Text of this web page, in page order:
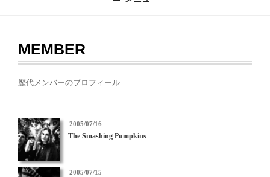
MEMBER
歴代メンバーのプロフィール
投
稿
2005/07/16
The Smashing Pumpkins
投
2005/07/15